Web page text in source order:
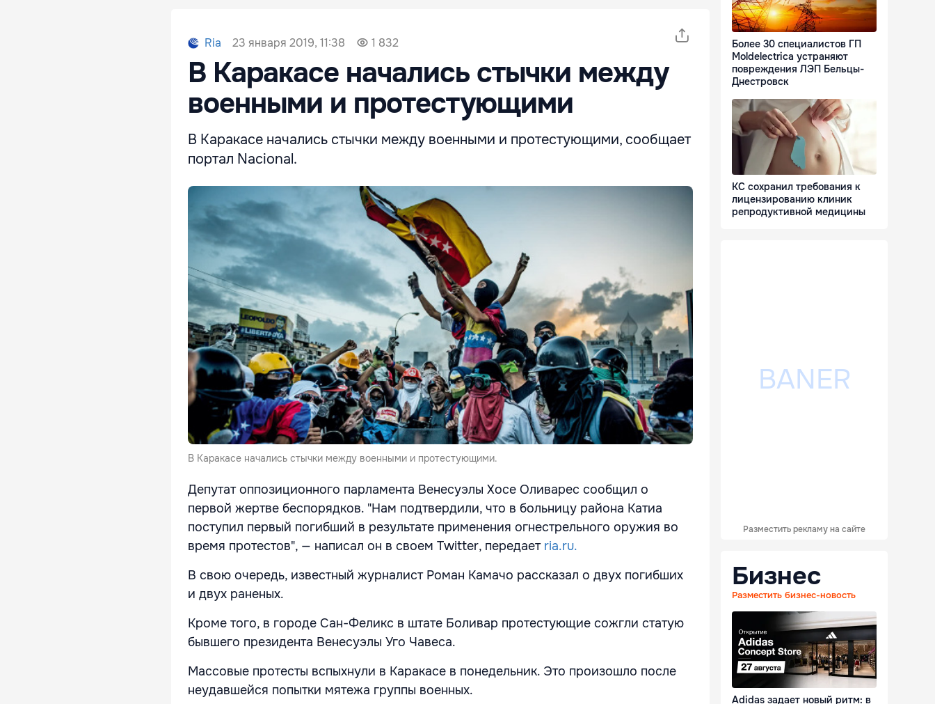
Ria 23 января 2019, 11:38 1 832
В Каракасе начались стычки между
военными и протестующими
В Каракасе начались стычки между военными и протестующими, сообщает
портал Nacional.
В Каракасе начались стычки между военными и протестующими.
Депутат оппозиционного парламента Венесуэлы Хосе Оливарес сообщил о
первой жертве беспорядков. "Нам подтвердили, что в больницу района Катиа
поступил первый погибший в результате применения огнестрельного оружия во
время протестов", — написал он в своем Twitter, передает ria.ru.
В свою очередь, известный журналист Роман Камачо рассказал о двух погибших
и двух раненых.
Кроме того, в городе Сан-Феликс в штате Боливар протестующие сожгли статую
бывшего президента Венесуэлы Уго Чавеса.
Массовые протесты вспыхнули в Каракасе в понедельник. Это произошло после
неудавшейся попытки мятежа группы военных.
Более 30 специалистов ГП
Moldelectrica устраняют
повреждения ЛЭП Бельцы-
Днестровск
КС сохранил требования к
лицензированию клиник
репродуктивной медицины
Разместить рекламу на сайте
Бизнес
Разместить бизнес-новость
Adidas задает новый ритм: в